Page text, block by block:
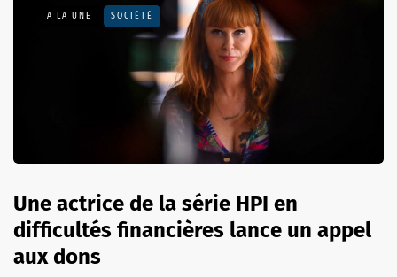
A LA UNE SOCIÉTÉ
Une actrice de la série HPI en
difficultés financières lance un appel
aux dons